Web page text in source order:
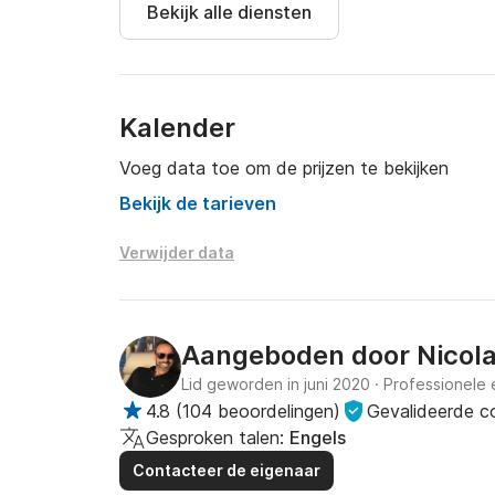
Tot ziens!
Bekijk alle diensten
Kalender
Voeg data toe om de prijzen te bekijken
Bekijk de tarieven
Verwijder data
Aangeboden door
Lid geworden in juni 2020 · Professionele
4.8 (104 beoordelingen)
Gevalideerde
Gesproken talen: Engels
Contacteer de eigenaar